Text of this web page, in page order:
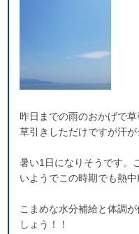
昨日までの雨のおかげで
草引きしただけですが汗が
暑い1日になりそうです。
いようでこの時期でも熱中
こまめな水分補給と体調
しょう！！